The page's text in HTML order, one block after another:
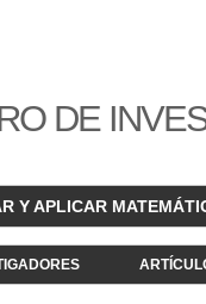
DE
Y APLICAR